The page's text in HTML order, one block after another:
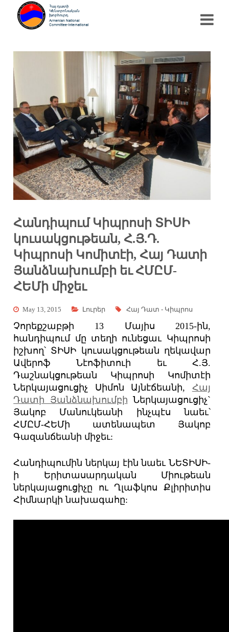
Հանդիպում Կիպրոսի ՏԻՍԻ
կուսակցութեան, Հ.Յ.Դ.
Կիպրոսի Կոմիտէի, Հայ Դատի
Յանձնախումբի եւ ՀՄԸՄ-
ՀԵՄի միջեւ
May 13, 2015 Լուրեր Հայ Դատ - Կիպրոս
Չորեքշաբթի 13 Մայիս 2015-ին,
հանդիպում մը տեղի ունեցաւ Կիպրոսի
իշխող՝ ՏԻՍԻ կուսակցութեան ղեկավար
Ավերոֆ Նէոֆիտուի եւ Հ.Յ.
Դաշնակցութեան Կիպրոսի Կոմիտէի
Ներկայացուցիչ Սիմոն Այնէճեանի, Հայ
Դատի Յանձնախումբի Ներկայացուցիչ`
Յակոբ Մանուկեանի ինչպէս նաեւ՝
ՀՄԸՄ-ՀԵՄի ատենապետ Յակոբ
Գազանճեանի միջեւ:
Հանդիպումին ներկայ էին նաեւ ՆԵՏԻՍԻ-
ի Երիտասարդական Միութեան
ներկայացուցիչը ու Ղլաֆկոս Քլիրիտիս
Հիմնարկի նախագահը: